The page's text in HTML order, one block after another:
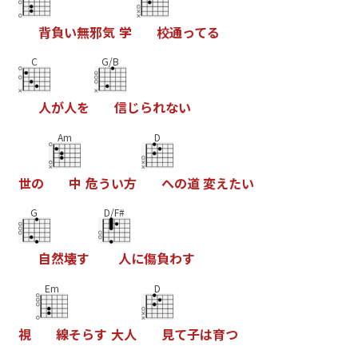
背負い無邪気 学 校通ってる
C
人が人を
G/B
信じられない
世の
Am
中 危うい方
D
への道変えたい
G
自然壊す
D/F#
人に傷負わす
視
Em
線そらす 大人
D
見て子は育つ